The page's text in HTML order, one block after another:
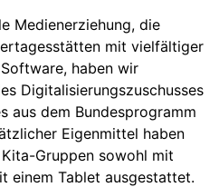
Medienerziehung, die
mit vielfältiger
haben wir
Digitalisierungszuschusses
aus dem Bundesprogramm
Eigenmittel haben
Gruppen sowohl mit
einem Tablet ausgestattet.